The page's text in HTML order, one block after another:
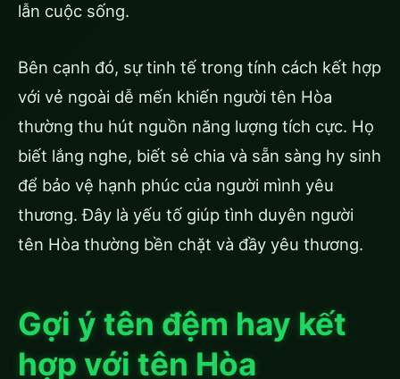
lẫn cuộc sống.
Bên cạnh đó, sự tinh tế trong tính cách kết hợp
với vẻ ngoài dễ mến khiến người tên Hòa
thường thu hút nguồn năng lượng tích cực. Họ
biết lắng nghe, biết sẻ chia và sẵn sàng hy sinh
để bảo vệ hạnh phúc của người mình yêu
thương. Đây là yếu tố giúp tình duyên người
tên Hòa thường bền chặt và đầy yêu thương.
Gợi ý tên đệm hay kết
hợp với tên Hòa